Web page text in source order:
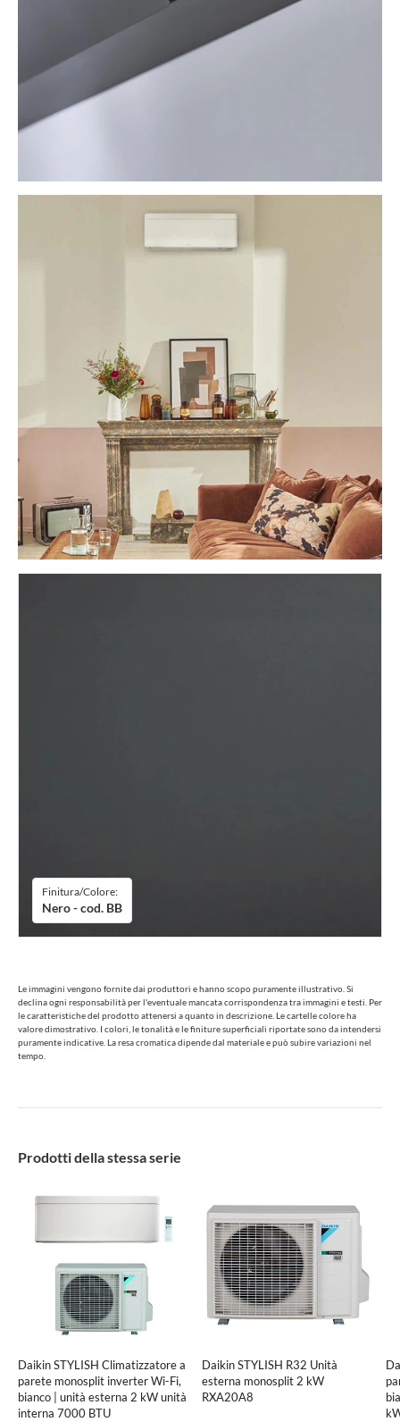
Finitura/Colore:
Nero - cod. BB
Le immagini vengono fornite dai produttori e hanno scopo puramente illustrativo. Si
declina ogni responsabilità per l'eventuale mancata corrispondenza tra immagini e testi. Per
le caratteristiche del prodotto attenersi a quanto in descrizione. Le cartelle colore ha
valore dimostrativo. I colori, le tonalità e le finiture superficiali riportate sono da intendersi
puramente indicative. La resa cromatica dipende dal materiale e può subire variazioni nel
tempo.
Prodotti della stessa serie
Daikin STYLISH Climatizzatore a
parete monosplit inverter Wi-Fi,
bianco | unità esterna 2 kW unità
interna 7000 BTU
Daikin STYLISH R32 Unità
esterna monosplit 2 kW
RXA20A8